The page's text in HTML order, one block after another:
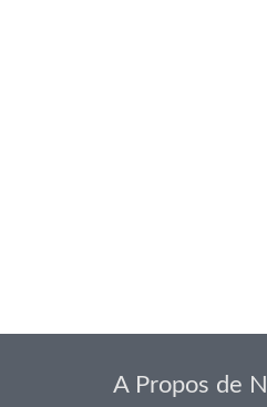
A Propos de